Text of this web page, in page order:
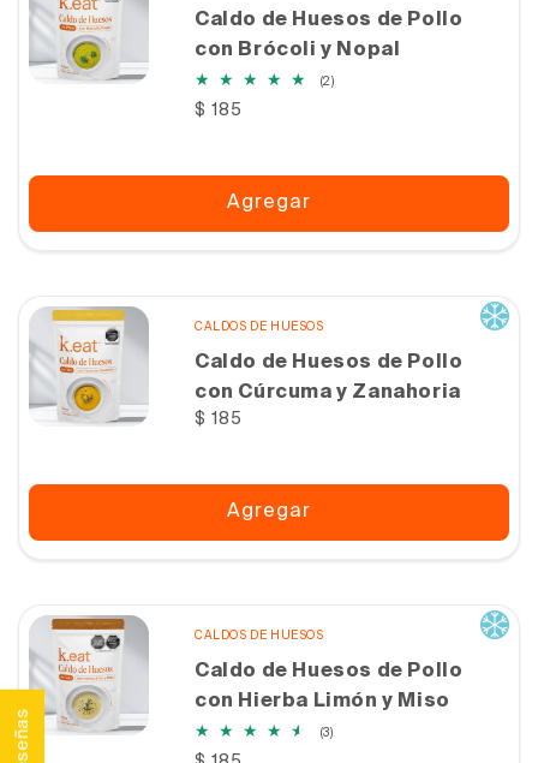
Caldo de Huesos de Pollo
con Brócoli y Nopal
(2)2
Precio
$ 185
Agregar
CALDOS DE HUESOS
Caldo de Huesos de Pollo
con Cúrcuma y Zanahoria
Precio
$ 185
Agregar
CALDOS DE HUESOS
Caldo de Huesos de Pollo
con Hierba Limón y Miso
(3)3